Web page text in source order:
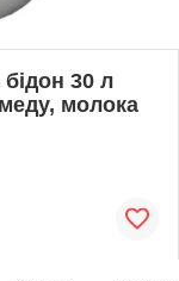
30 л
молока